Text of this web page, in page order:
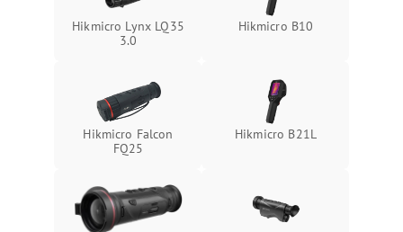
Hikmicro Lynx LQ35
3.0
Hikmicro B10
Hikmicro Falcon
FQ25
Hikmicro B21L